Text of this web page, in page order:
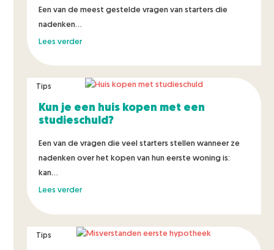
Een van de meest gestelde vragen van starters die
nadenken...
Lees verder
Tips
Kun je een huis kopen met een
studieschuld?
Een van de vragen die veel starters stellen wanneer ze
nadenken over het kopen van hun eerste woning is:
kan...
Lees verder
Tips